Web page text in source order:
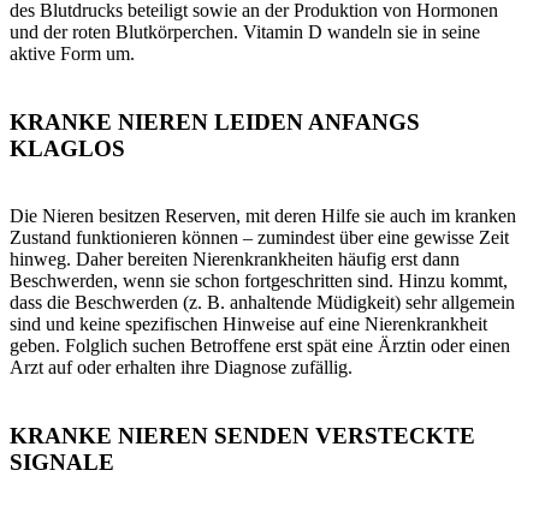
des Blutdrucks beteiligt sowie an der Produktion von Hormonen
und der roten Blutkörperchen. Vitamin D wandeln sie in seine
aktive Form um.
KRANKE NIEREN LEIDEN ANFANGS
KLAGLOS
Die Nieren besitzen Reserven, mit deren Hilfe sie auch im kranken
Zustand funktionieren können – zumindest über eine gewisse Zeit
hinweg. Daher bereiten Nierenkrankheiten häufig erst dann
Beschwerden, wenn sie schon fortgeschritten sind. Hinzu kommt,
dass die Beschwerden (z. B. anhaltende Müdigkeit) sehr allgemein
sind und keine spezifischen Hinweise auf eine Nierenkrankheit
geben. Folglich suchen Betroffene erst spät eine Ärztin oder einen
Arzt auf oder erhalten ihre Diagnose zufällig.
KRANKE NIEREN SENDEN VERSTECKTE
SIGNALE